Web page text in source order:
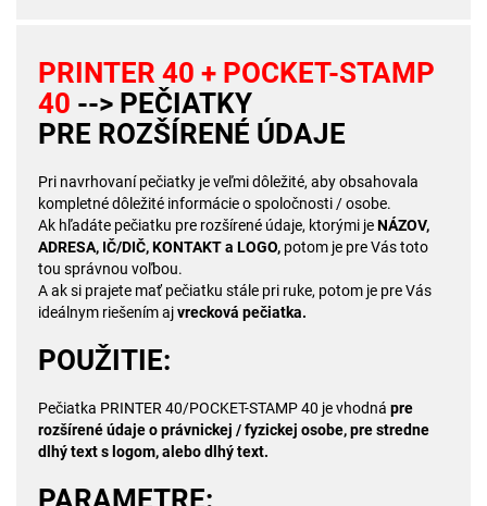
PRINTER 40 + POCKET-STAMP
40 --> PEČIATKY
PRE ROZŠÍRENÉ ÚDAJE
Pri navrhovaní pečiatky je veľmi dôležité, aby obsahovala
kompletné dôležité informácie o spoločnosti / osobe.
Ak hľadáte pečiatku pre rozšírené údaje, ktorými jeNÁZOV,
ADRESA, IČ/DIČ, KONTAKT a LOGO, potom je pre Vás toto
tou správnou voľbou.
A ak si prajete mať pečiatku stále pri ruke, potom je pre Vás
ideálnym riešením ajvrecková pečiatka.
POUŽITIE:
Pečiatka PRINTER 40/POCKET-STAMP 40 je vhodná pre
rozšírené údaje o právnickej / fyzickej osobe, pre stredne
dlhý text s logom, alebo dlhý text.
PARAMETRE: